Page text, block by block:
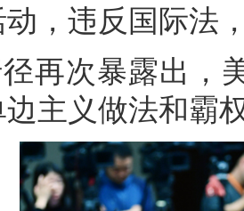
，违反国际法
径再次暴露出，
主义做法和霸